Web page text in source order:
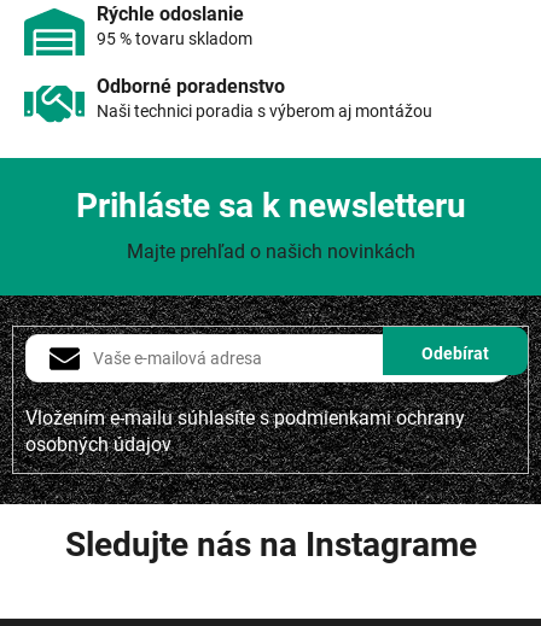
Rýchle odoslanie
95 % tovaru skladom
Odborné poradenstvo
Naši technici poradia s výberom aj montážou
Vložením e-mailu súhlasíte spodmienkami ochrany
osobných údajov
Prihláste sa k newsletteru
Majte prehľad o našich novinkách
Sledujte nás na Instagrame